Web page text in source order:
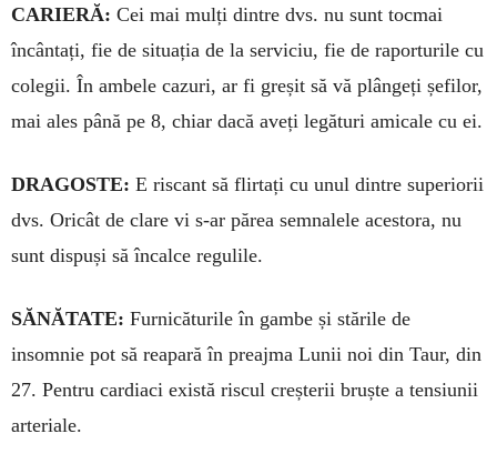
CARIERĂ: Cei mai mulți dintre dvs. nu sunt tocmai
încântați, fie de si­tuația de la serviciu, fie de rapor­turile cu
colegii. În ambele cazuri, ar fi greșit să vă plângeți șefilor,
mai ales până pe 8, chiar dacă aveți legături amicale cu ei.
DRAGOSTE: E riscant să flir­tați cu unul dintre su­pe­rio­rii
dvs. Oricât de clare vi s-ar pă­rea semnalele acestora, nu
sunt dispuși să încalce regu­lile.
SĂNĂTATE: Furnicăturile în gam­be și stările de
insomnie pot să rea­pa­ră în preajma Lunii noi din Taur, din
27. Pentru cardiaci există riscul creșterii bruște a tensiunii
arteriale.